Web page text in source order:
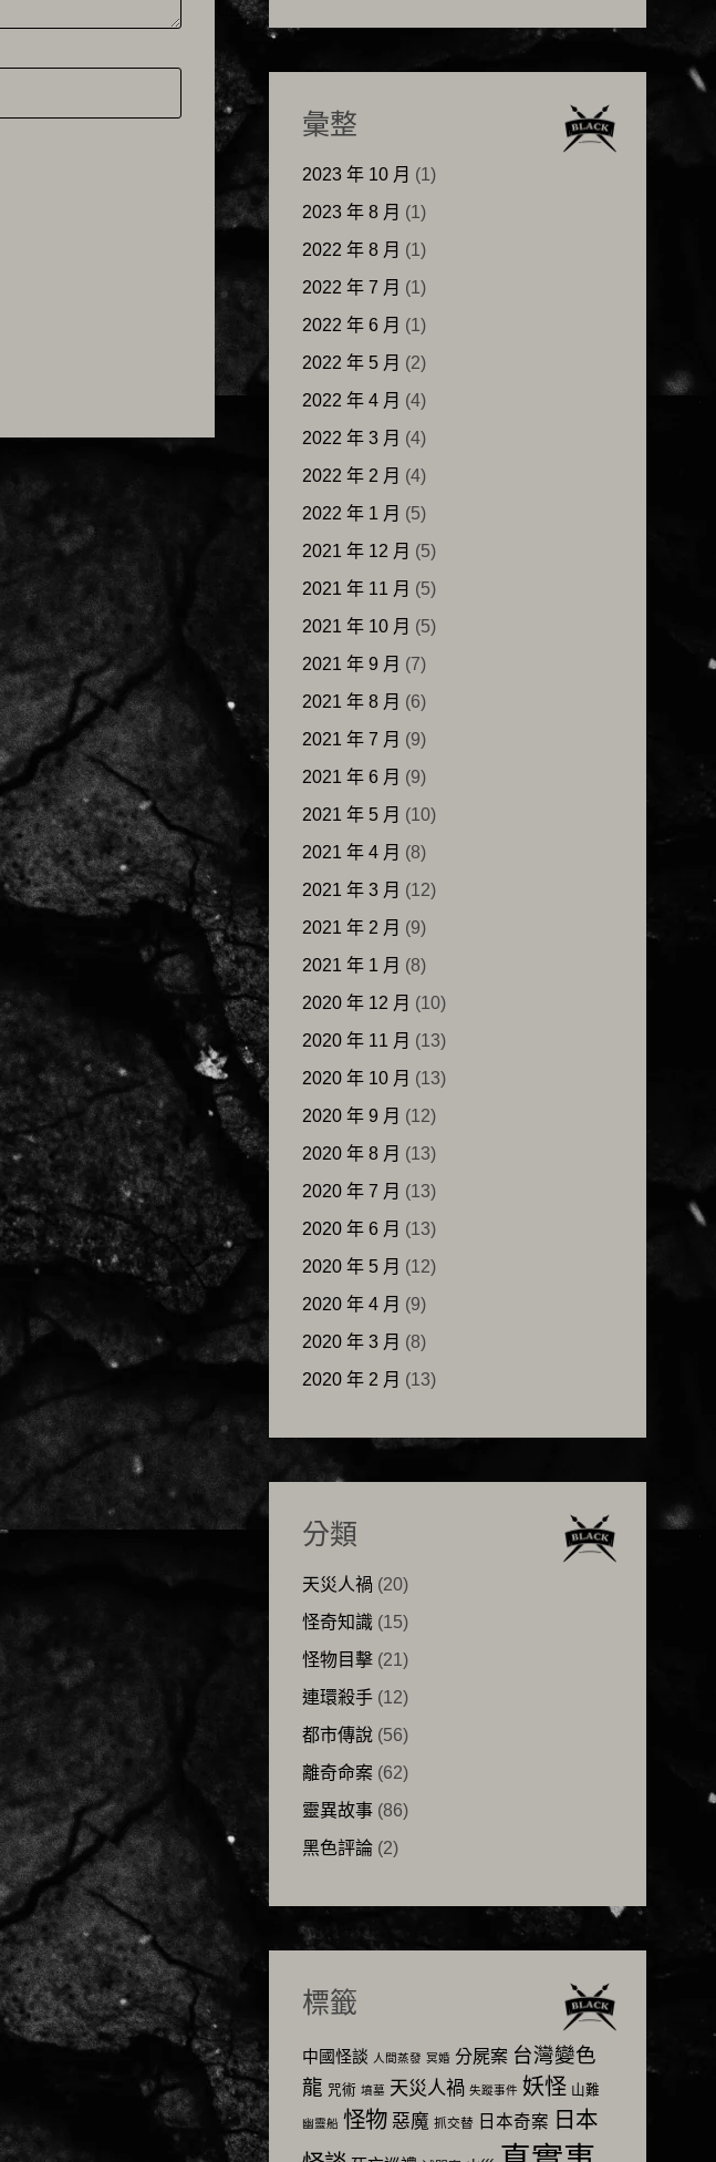
彙整
2023 年 10 月 (1)
2023 年 8 月 (1)
2022 年 8 月 (1)
2022 年 7 月 (1)
2022 年 6 月 (1)
2022 年 5 月 (2)
2022 年 4 月 (4)
2022 年 3 月 (4)
2022 年 2 月 (4)
2022 年 1 月 (5)
2021 年 12 月 (5)
2021 年 11 月 (5)
2021 年 10 月 (5)
2021 年 9 月 (7)
2021 年 8 月 (6)
2021 年 7 月 (9)
2021 年 6 月 (9)
2021 年 5 月 (10)
2021 年 4 月 (8)
2021 年 3 月 (12)
2021 年 2 月 (9)
2021 年 1 月 (8)
2020 年 12 月 (10)
2020 年 11 月 (13)
2020 年 10 月 (13)
2020 年 9 月 (12)
2020 年 8 月 (13)
2020 年 7 月 (13)
2020 年 6 月 (13)
2020 年 5 月 (12)
2020 年 4 月 (9)
2020 年 3 月 (8)
2020 年 2 月 (13)
分類
天災人禍 (20)
怪奇知識(15)
怪物目擊(21)
連環殺手(12)
都市傳說(56)
離奇命案(62)
靈異故事(86)
黑色評論(2)
標籤
中國怪談 人間蒸發 冥婚 分屍案 台灣變色
龍 咒術 墳墓 天災人禍 失蹤事件 妖怪 山難
幽靈船 怪物 惡魔 抓交替 日本奇案 日本